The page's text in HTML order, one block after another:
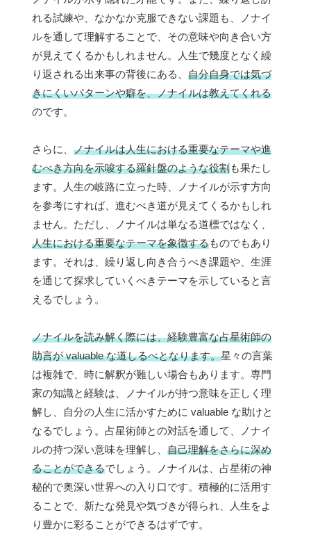
れる試練や、なかなか克服できない課題も、ノナイ
ルを通して理解することで、その意味や向き合い方
が見えてくるかもしれません。人生で幾度となく繰
り返される出来事の背後にある、 自分自身では気づ
きにくいパターンや癖を、ノナイルは教えてくれる
のです。
さらに、 ノナイルは人生における重要なテーマや進
むべき方向を示唆する羅針盤のような役割も果たし
ます。人生の岐路に立った時、ノナイルが示す方向
を参考にすれば、進むべき道が見えてくるかもしれ
ません。ただし、ノナイルは単なる道標ではなく、
人生における重要なテーマを象徴するものでもあり
ます。それは、繰り返し向き合うべき課題や、生涯
を通じて探求していくべきテーマを示していると言
えるでしょう。
ノナイルを読み解く際には、経験豊富な占星術師の
助言が valuable な道しるべとなります。星々の言葉
は複雑で、時に解釈が難しい場合もあります。専門
家の知識と経験は、ノナイルが持つ意味を正しく理
解し、自分の人生に活かすために valuable な助けと
なるでしょう。占星術師との対話を通して、ノナイ
ルの持つ深い意味を理解し、 自己理解をさらに深め
ることができるでしょう。ノナイルは、占星術の神
秘的で奥深い世界への入り口です。積極的に活用す
ることで、新たな発見や気づきが得られ、人生をよ
り豊かに彩ることができるはずです。